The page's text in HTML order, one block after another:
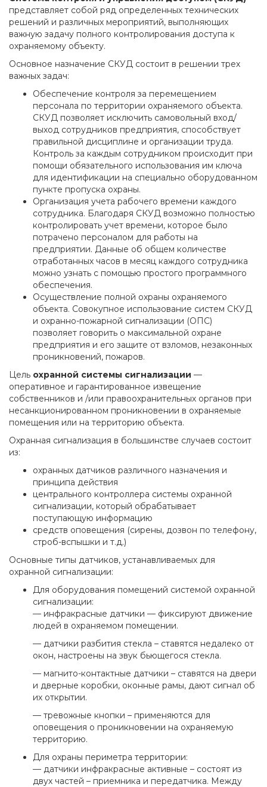
представляет собой ряд определенных технических
решений и различных мероприятий, выполняющих
важную задачу полного контролирования доступа к
охраняемому объекту.
Основное назначение СКУД состоит в решении трех
важных задач:
Обеспечение контроля за перемещением
персонала по территории охраняемого объекта.
СКУД позволяет исключить самовольный вход/
выход сотрудников предприятия, способствует
правильной дисциплине и организации труда.
Контроль за каждым сотрудником происходит при
помощи обязательного использования им ключа
для идентификации на специально оборудованном
пункте пропуска охраны.
Организация учета рабочего времени каждого
сотрудника. Благодаря СКУД возможно полностью
контролировать учет времени, которое было
потрачено персоналом для работы на
предприятии. Данные об общем количестве
отработанных часов в месяц каждого сотрудника
можно узнать с помощью простого программного
обеспечения.
Осуществление полной охраны охраняемого
объекта. Совокупное использование систем СКУД
и охранно-пожарной сигнализации (ОПС)
позволяет говорить о максимальной охране
предприятия и его защите от взломов, незаконных
проникновений, пожаров.
Цель охранной системы сигнализации —
оперативное и гарантированное извещение
собственников и /или правоохранительных органов при
несанкционированном проникновении в охраняемые
помещения или на территорию объекта.
Охранная сигнализация в большинстве случаев состоит
из:
охранных датчиков различного назначения и
принципа действия
центрального контроллера системы охранной
сигнализации, который обрабатывает
поступающую информацию
средств оповещения (сирены, дозвон по телефону,
строб-вспышки и т.д.)
Основные типы датчиков, устанавливаемых для
охранной сигнализации:
Для оборудования помещений системой охранной
сигнализации:
— инфракрасные датчики — фиксируют движение
людей в охраняемом помещении.
— датчики разбития стекла – ставятся недалеко от
окон, настроены на звук бьющегося стекла.
— магнито-контактные датчики – ставятся на двери
и дверные коробки, оконные рамы, дают сигнал об
их открытии.
— тревожные кнопки – применяются для
оповещения о проникновении на охраняемую
территорию.
Для охраны периметра территории:
— датчики инфракрасные активные – состоят из
двух частей – приемника и передатчика. Между